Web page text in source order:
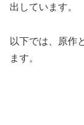
出しています。
以下では、原作
ます。